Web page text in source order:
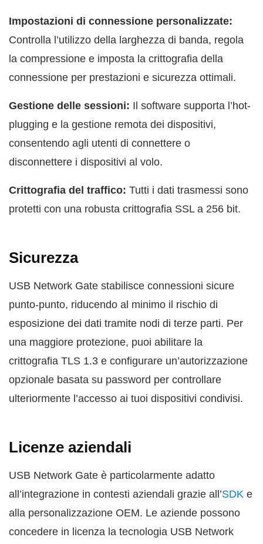
Impostazioni di connessione personalizzate:
Controlla l’utilizzo della larghezza di banda, regola
la compressione e imposta la crittografia della
connessione per prestazioni e sicurezza ottimali.
Gestione delle sessioni: Il software supporta l’hot-
plugging e la gestione remota dei dispositivi,
consentendo agli utenti di connettere o
disconnettere i dispositivi al volo.
Crittografia del traffico: Tutti i dati trasmessi sono
protetti con una robusta crittografia SSL a 256 bit.
Sicurezza
USB Network Gate stabilisce connessioni sicure
punto-punto, riducendo al minimo il rischio di
esposizione dei dati tramite nodi di terze parti. Per
una maggiore protezione, puoi abilitare la
crittografia TLS 1.3 e configurare un’autorizzazione
opzionale basata su password per controllare
ulteriormente l’accesso ai tuoi dispositivi condivisi.
Licenze aziendali
USB Network Gate è particolarmente adatto
all’integrazione in contesti aziendali grazie all’SDK e
alla personalizzazione OEM. Le aziende possono
concedere in licenza la tecnologia USB Network